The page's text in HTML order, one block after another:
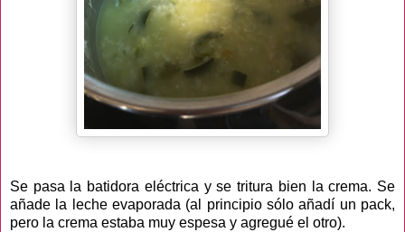
Se pasa la batidora eléctrica y se tritura bien la crema. Se
añade la leche evaporada (al principio sólo añadí un pack,
pero la crema estaba muy espesa y agregué el otro).